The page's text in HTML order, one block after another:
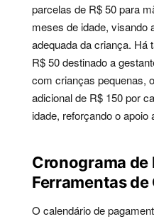
parcelas de R$ 50 para
meses de idade, visando
adequada da criança.
R$ 50 destinado a
com crianças pequenas,
adicional de R$ 150 por
idade, reforçando o apoio
Cronograma de
Ferramentas
O calendário de